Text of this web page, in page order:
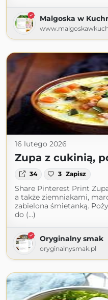
Malgoska w
16 lutego 2026
Zupa z cukinią,
34 3 Zapisz
Share Pinterest Print
a także ziemniakami,
zabielona śmietanką.
do (...)
Oryginalny smak
oryginalnysmak.pl